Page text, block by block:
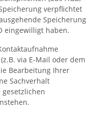
verpflichtet
Speicherung
eingewilligt haben.
via E-Mail oder dem
Bearbeitung Ihrer
Sachverhalt